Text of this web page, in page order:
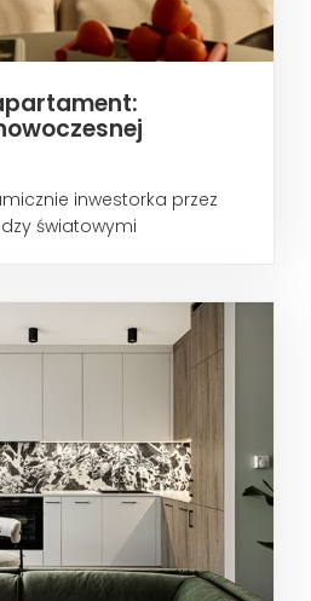
inwestorka przez
światowymi